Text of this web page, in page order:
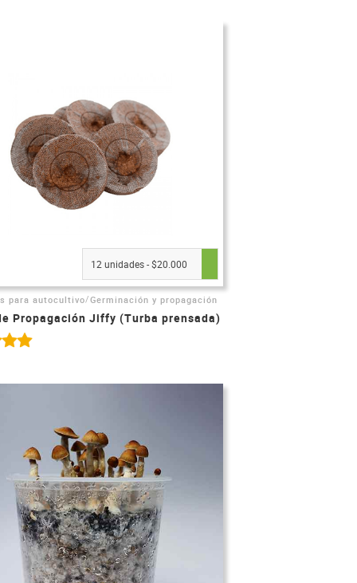
12 unidades - $20.000
para autocultivo/Germinación y propagación
Propagación Jiffy (Turba prensada)